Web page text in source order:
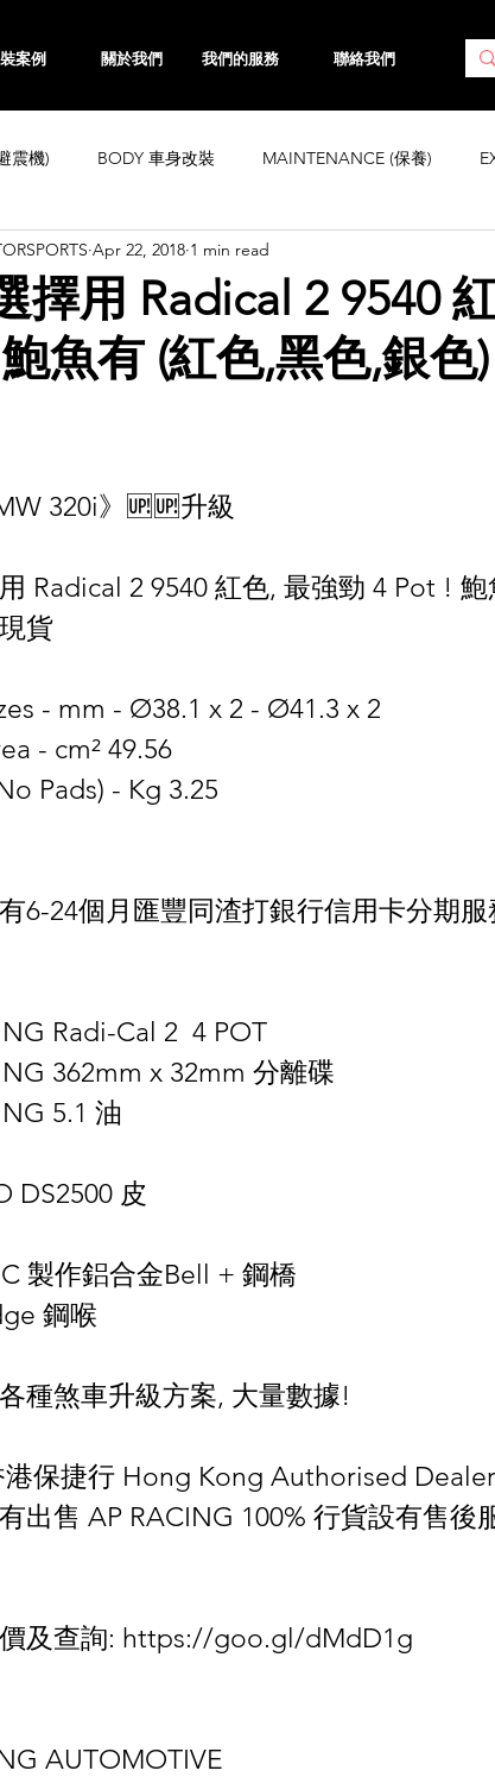
案例 關於我們 我們的服務 聯絡我們
震機) BODY 車身改裝 MAINTENANCE (保養)
CHASSIS 車身強化 WHEELS 鈴
Toyota Honda Subaru Mini Maserati
擇用 Radical 2 9540
魚有 (紅色,黑色,銀色
Apr 22, 2018 1 min read
320i》🆙🆙升級
Radical 2 9540 紅色, 最強勁 4 Pot !
貨
- mm - Ø38.1 x 2 - Ø41.3 x 2
- cm² 49.56
Pads) - Kg 3.25
6-24個月匯豐同渣打銀行信用卡分期服
Radi-Cal 2  4 POT
362mm x 32mm 分離碟
5.1 油
DS2500 皮
製作鋁合金Bell + 鋼橋
鋼喉
種煞車升級方案, 大量數據!
保捷行 Hong Kong Authorised Dealer
出售 AP RACING 100% 行貨設有售後
及查詢: https://goo.gl/dMdD1g
AUTOMOTIVE